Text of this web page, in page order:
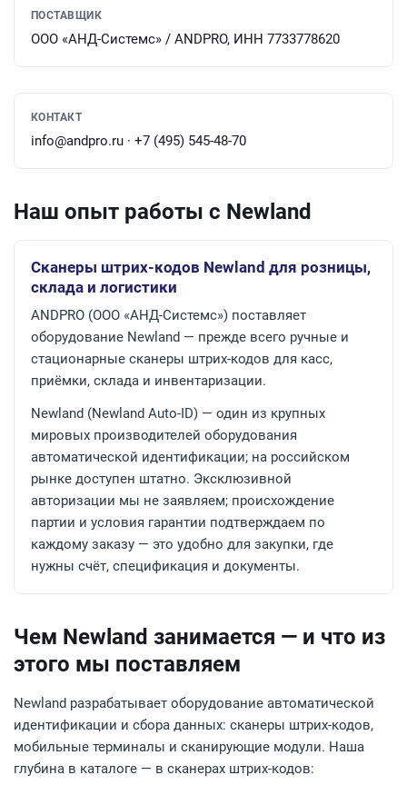
ПОСТАВЩИК
ООО «АНД-Системс» / ANDPRO, ИНН 7733778620
КОНТАКТ
info@andpro.ru · +7 (495) 545-48-70
Наш опыт работы с Newland
Сканеры штрих-кодов Newland для розницы,
склада и логистики
ANDPRO (ООО «АНД-Системс») поставляет
оборудование Newland — прежде всего ручные и
стационарные сканеры штрих-кодов для касс,
приёмки, склада и инвентаризации.
Newland (Newland Auto-ID) — один из крупных
мировых производителей оборудования
автоматической идентификации; на российском
рынке доступен штатно. Эксклюзивной
авторизации мы не заявляем; происхождение
партии и условия гарантии подтверждаем по
каждому заказу — это удобно для закупки, где
нужны счёт, спецификация и документы.
Чем Newland занимается — и что из
этого мы поставляем
Newland разрабатывает оборудование автоматической
идентификации и сбора данных: сканеры штрих-кодов,
мобильные терминалы и сканирующие модули. Наша
глубина в каталоге — в сканерах штрих-кодов: